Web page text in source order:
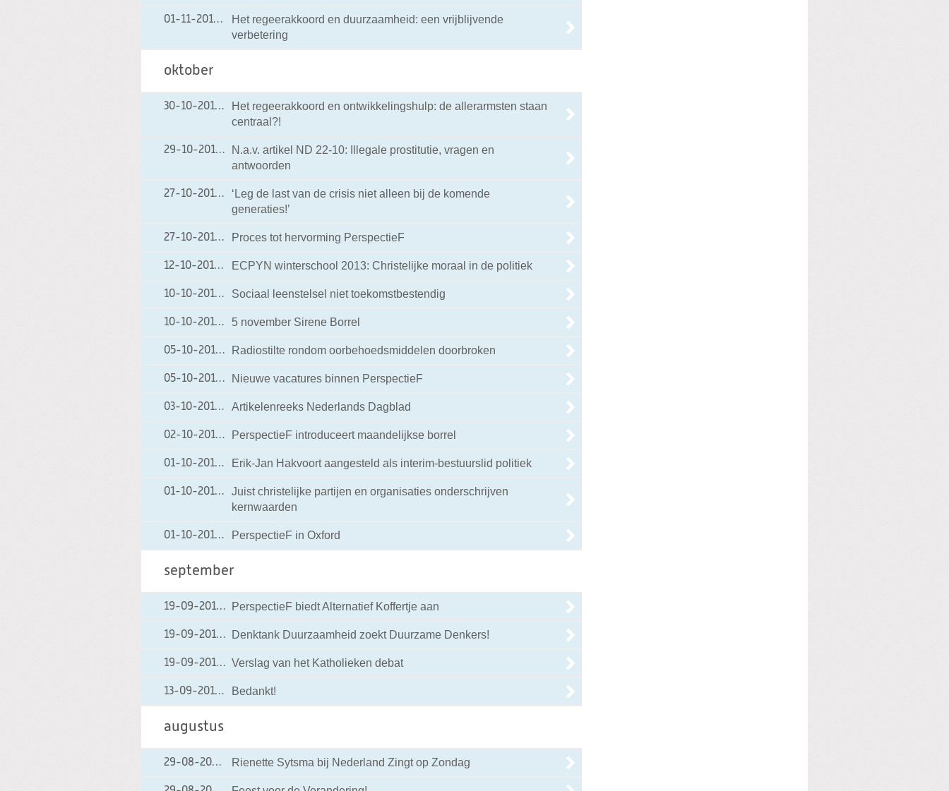
01-11-201201-11-2012 19:00
Het regeerakkoord en duurzaamheid: een vrijblijvende
verbetering
oktober
30-10-201230-10-2012 18:54
Het regeerakkoord en ontwikkelingshulp: de allerarmsten staan
centraal?!
29-10-201229-10-2012 18:03
N.a.v. artikel ND 22-10: Illegale prostitutie, vragen en
antwoorden
27-10-201227-10-2012 20:27
‘Leg de last van de crisis niet alleen bij de komende
generaties!’
27-10-201227-10-2012 19:37
Proces tot hervorming PerspectieF
12-10-201212-10-2012 20:31
ECPYN winterschool 2013: Christelijke moraal in de politiek
10-10-201210-10-2012 17:58
Sociaal leenstelsel niet toekomstbestendig
10-10-201210-10-2012 17:52
5 november Sirene Borrel
05-10-201205-10-2012 18:46
Radiostilte rondom oorbehoedsmiddelen doorbroken
05-10-201205-10-2012 18:41
Nieuwe vacatures binnen PerspectieF
03-10-201203-10-2012 19:20
Artikelenreeks Nederlands Dagblad
02-10-201202-10-2012 19:29
PerspectieF introduceert maandelijkse borrel
01-10-201201-10-2012 20:09
Erik-Jan Hakvoort aangesteld als interim-bestuurslid politiek
01-10-201201-10-2012 20:05
Juist christelijke partijen en organisaties onderschrijven
kernwaarden
01-10-201201-10-2012 20:02
PerspectieF in Oxford
september
19-09-201219-09-2012 18:18
PerspectieF biedt Alternatief Koffertje aan
19-09-201219-09-2012 18:16
Denktank Duurzaamheid zoekt Duurzame Denkers!
19-09-201219-09-2012 18:15
Verslag van het Katholieken debat
13-09-201213-09-2012 19:20
Bedankt!
augustus
29-08-2012 29-08-2012 19:17
Rienette Sytsma bij Nederland Zingt op Zondag